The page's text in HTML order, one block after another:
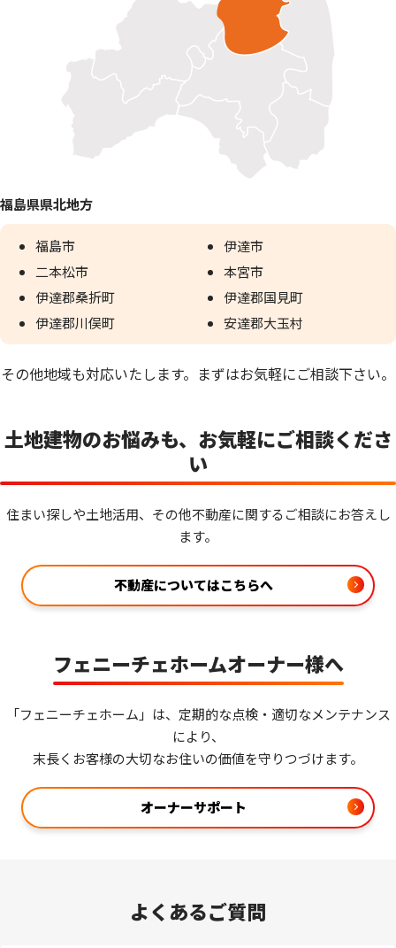
福島県県北地方
福島市
伊達市
二本松市
本宮市
伊達郡桑折町
伊達郡国見町
伊達郡川俣町
安達郡大玉村
その他地域も対応いたします。まずはお気軽にご相談下さい。
土地建物のお悩みも、お気軽にご相談くださ
い
住まい探しや土地活用、その他不動産に関するご相談にお答えし
ます。
不動産についてはこちらへ
フェニーチェホームオーナー様へ
「フェニーチェホーム」は、定期的な点検・適切なメンテナンス
により、
末長くお客様の大切なお住いの価値を守りつづけます。
オーナーサポート
よくあるご質問